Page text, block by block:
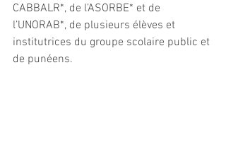
CABBALR*, de l’ASORBE* et de
l’UNORAB*, de plusieurs élèves et
institutrices du groupe scolaire public et
de punéens.